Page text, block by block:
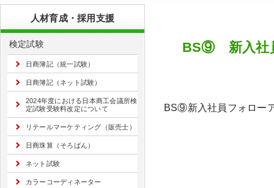
BS⑨ 新入社
BS⑨新入社員フォロー
人材育成・採用支援
検定試験
日商簿記（統一試験）
日商簿記（ネット試験）
2024年度における日本商工会議所検
定試験受験料改定について
リテールマーケティング（販売士）
日商珠算（そろばん）
ネット試験
カラーコーディネーター